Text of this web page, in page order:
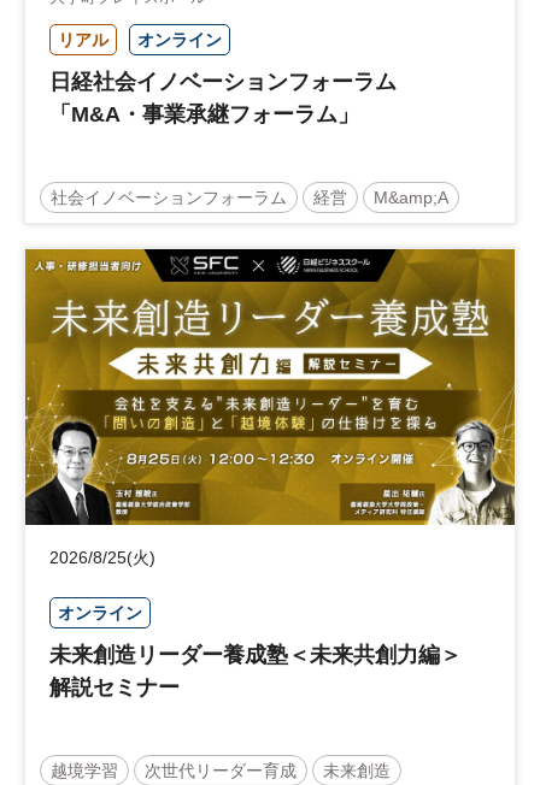
リアル オンライン
日経社会イノベーションフォーラム
「M&A・事業承継フォーラム」
社会イノベーションフォーラム 経営 M&amp;A
事業承継 中堅中小企業
日経社会イノベーションフォーラム 参加無料
2026/8/25(火)
オンライン
未来創造リーダー養成塾＜未来共創力編＞
解説セミナー
越境学習 次世代リーダー育成 未来創造